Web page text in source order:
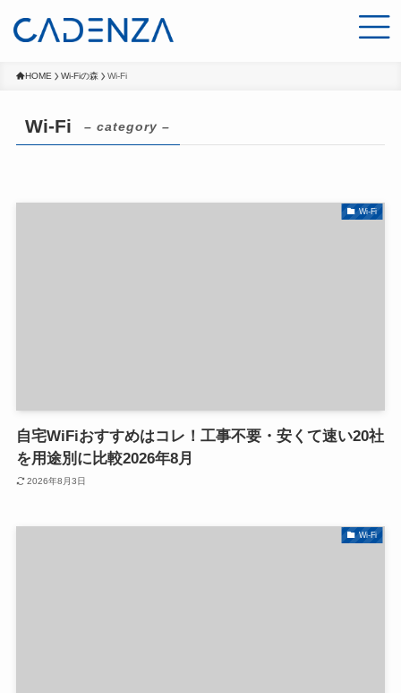
HOME Wi-Fiの森 Wi-Fi
Wi-Fi – category –
Wi-Fi
自宅WiFiおすすめはコレ！工事不要・安くて速い20社
を用途別に比較2026年8月
2026年8月3日
Wi-Fi